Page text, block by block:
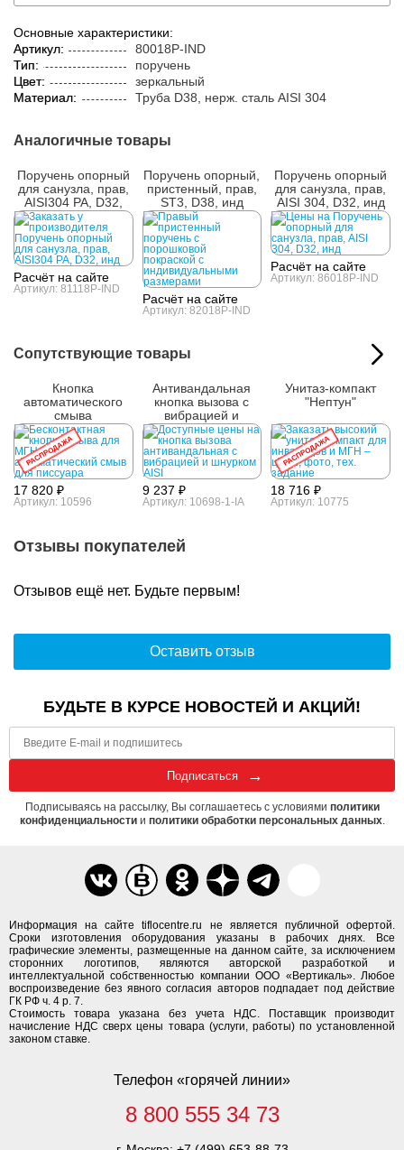
Основные характеристики:
Артикул:
80018P-IND
Тип:
поручень
Цвет:
зеркальный
Материал:
Труба D38, нерж. cталь AISI 304
Аналогичные товары
Поручень опорный
для санузла, прав,
AISI304 PA, D32,
инд
Расчёт на сайте
Артикул: 81118P-IND
Поручень опорный,
пристенный, прав,
ST3, D38, инд
Расчёт на сайте
Артикул: 82018P-IND
Поручень опорный
для санузла, прав,
AISI 304, D32, инд
Расчёт на сайте
Артикул: 86018P-IND
Сопутствующие товары
РАСПРОДАЖА
Кнопка
автоматического
смыва
17 820 ₽
Артикул: 10596
Антивандальная
кнопка вызова с
вибрацией и
шнурком AISI 304
9 237 ₽
Артикул: 10698-1-IA
РАСПРОДАЖА
Унитаз-компакт
"Нептун"
18 716 ₽
Артикул: 10775
Отзывы покупателей
Отзывов ещё нет. Будьте первым!
Оставить отзыв
Информация на сайте tiflocentre.ru не является публичной офертой.
Сроки изготовления оборудования указаны в рабочих днях. Все
графические элементы, размещенные на данном сайте, за исключением
сторонних логотипов, являются авторской разработкой и
интеллектуальной собственностью компании ООО «Вертикаль». Любое
воспроизведение без явного согласия авторов подпадает под действие
ГК РФ ч. 4 р. 7.
Стоимость товара указана без учета НДС. Поставщик производит
начисление НДС сверх цены товара (услуги, работы) по установленной
законом ставке.
Телефон «горячей линии»
8 800 555 34 73
БУДЬТЕ В КУРСЕ НОВОСТЕЙ И АКЦИЙ!
Подписаться
Подписываясь на рассылку, Вы соглашаетесь с условиями политики
конфиденциальностии политики обработки персональных данных.